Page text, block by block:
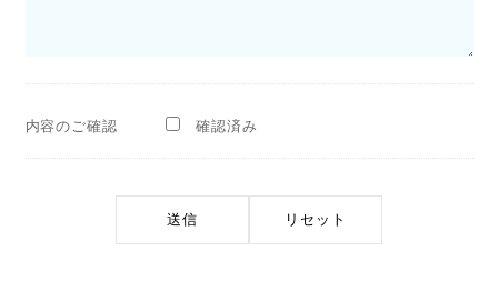
内容のご確認 確認済み